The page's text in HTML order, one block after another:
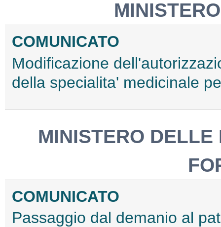
COMUNICATO
Modificazione
della specialita' medicinale
MINISTERO
COMUNICATO
Passaggio dal demanio al